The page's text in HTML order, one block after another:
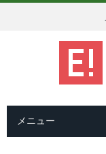
メニュー